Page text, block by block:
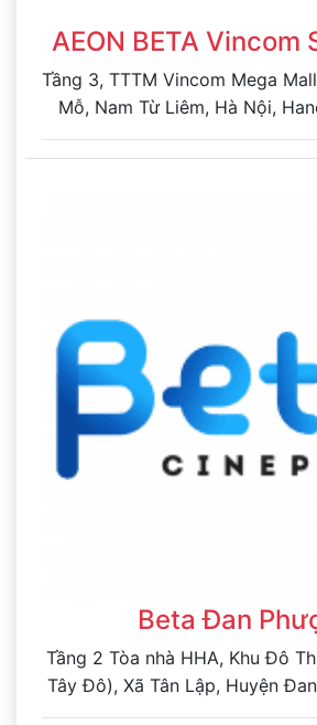
AEON BETA Vincom
Tầng 3, TTTM Vincom Mega
Mỗ, Nam Từ Liêm, Hà Nội,
Beta Đan
Tầng 2 Tòa nhà HHA, Khu Đô
Tây Đô), Xã Tân Lập, Huyện
Nội